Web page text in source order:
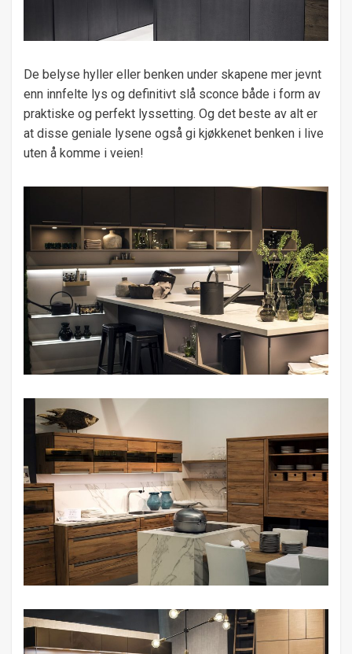
De belyse hyller eller benken under skapene mer jevnt
enn innfelte lys og definitivt slå sconce både i form av
praktiske og perfekt lyssetting. Og det beste av alt er
at disse geniale lysene også gi kjøkkenet benken i live
uten å komme i veien!